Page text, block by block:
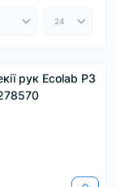
рук Ecolab Р3